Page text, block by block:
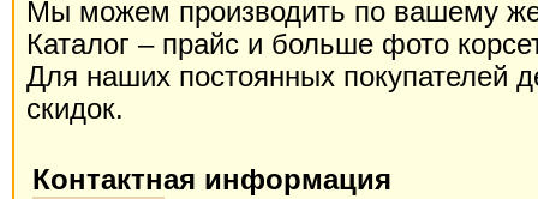
Мы можем производить по вашему
Каталог – прайс и больше фото
Для наших постоянных покупателей
скидок.
Контактная информация